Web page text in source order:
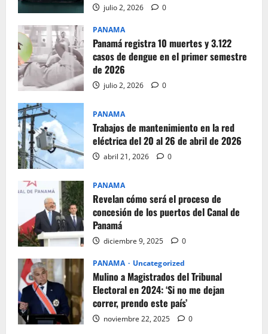
julio 2, 2026 0
PANAMA
Panamá registra 10 muertes y 3.122
casos de dengue en el primer semestre
de 2026
julio 2, 2026 0
PANAMA
Trabajos de mantenimiento en la red
eléctrica del 20 al 26 de abril de 2026
abril 21, 2026 0
PANAMA
Revelan cómo será el proceso de
concesión de los puertos del Canal de
Panamá
diciembre 9, 2025 0
PANAMA Uncategorized
Mulino a Magistrados del Tribunal
Electoral en 2024: ‘Si no me dejan
correr, prendo este país’
noviembre 22, 2025 0